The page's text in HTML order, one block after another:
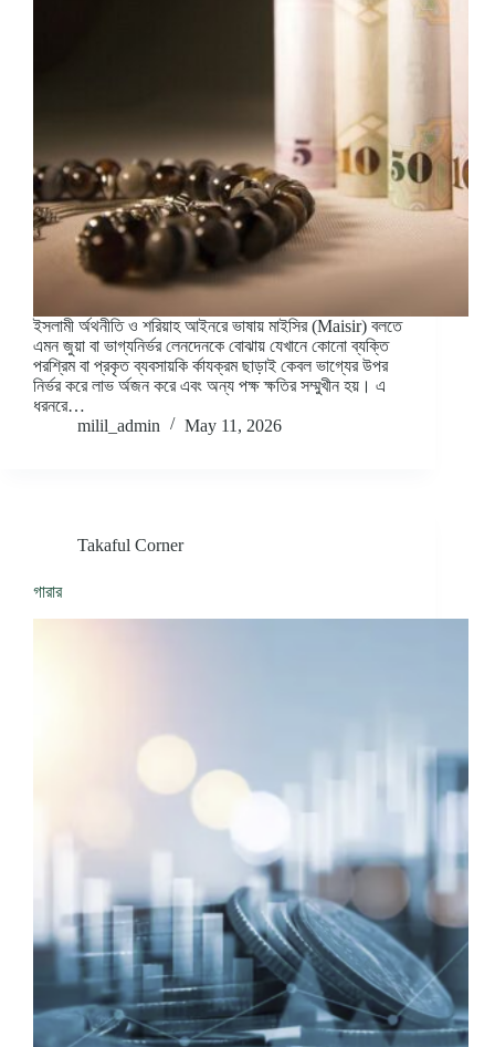
ইসলামী র্অথনীতি ও শরিয়াহ আইনরে ভাষায় মাইসির (Maisir) বলতে
এমন জুয়া বা ভাগ্যনির্ভর লেনদেনকে বোঝায় যেখানে কোনো ব্যক্তি
পরশ্রিম বা প্রকৃত ব্যবসায়কি র্কাযক্রম ছাড়াই কেবল ভাগ্যের উপর
নির্ভর করে লাভ র্অজন করে এবং অন্য পক্ষ ক্ষতির সম্মুখীন হয়। এ
ধরনরে…
milil_admin
May 11, 2026
Takaful Corner
গারার